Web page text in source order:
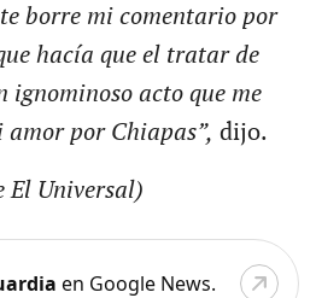
borre mi comentario por
hacía que el tratar de
acto que me
por Chiapas”, dijo.
El Universal)
en Google News.